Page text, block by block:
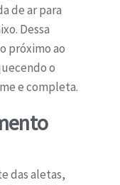
de ar para
Dessa
próximo ao
o
e completa.
das aletas,